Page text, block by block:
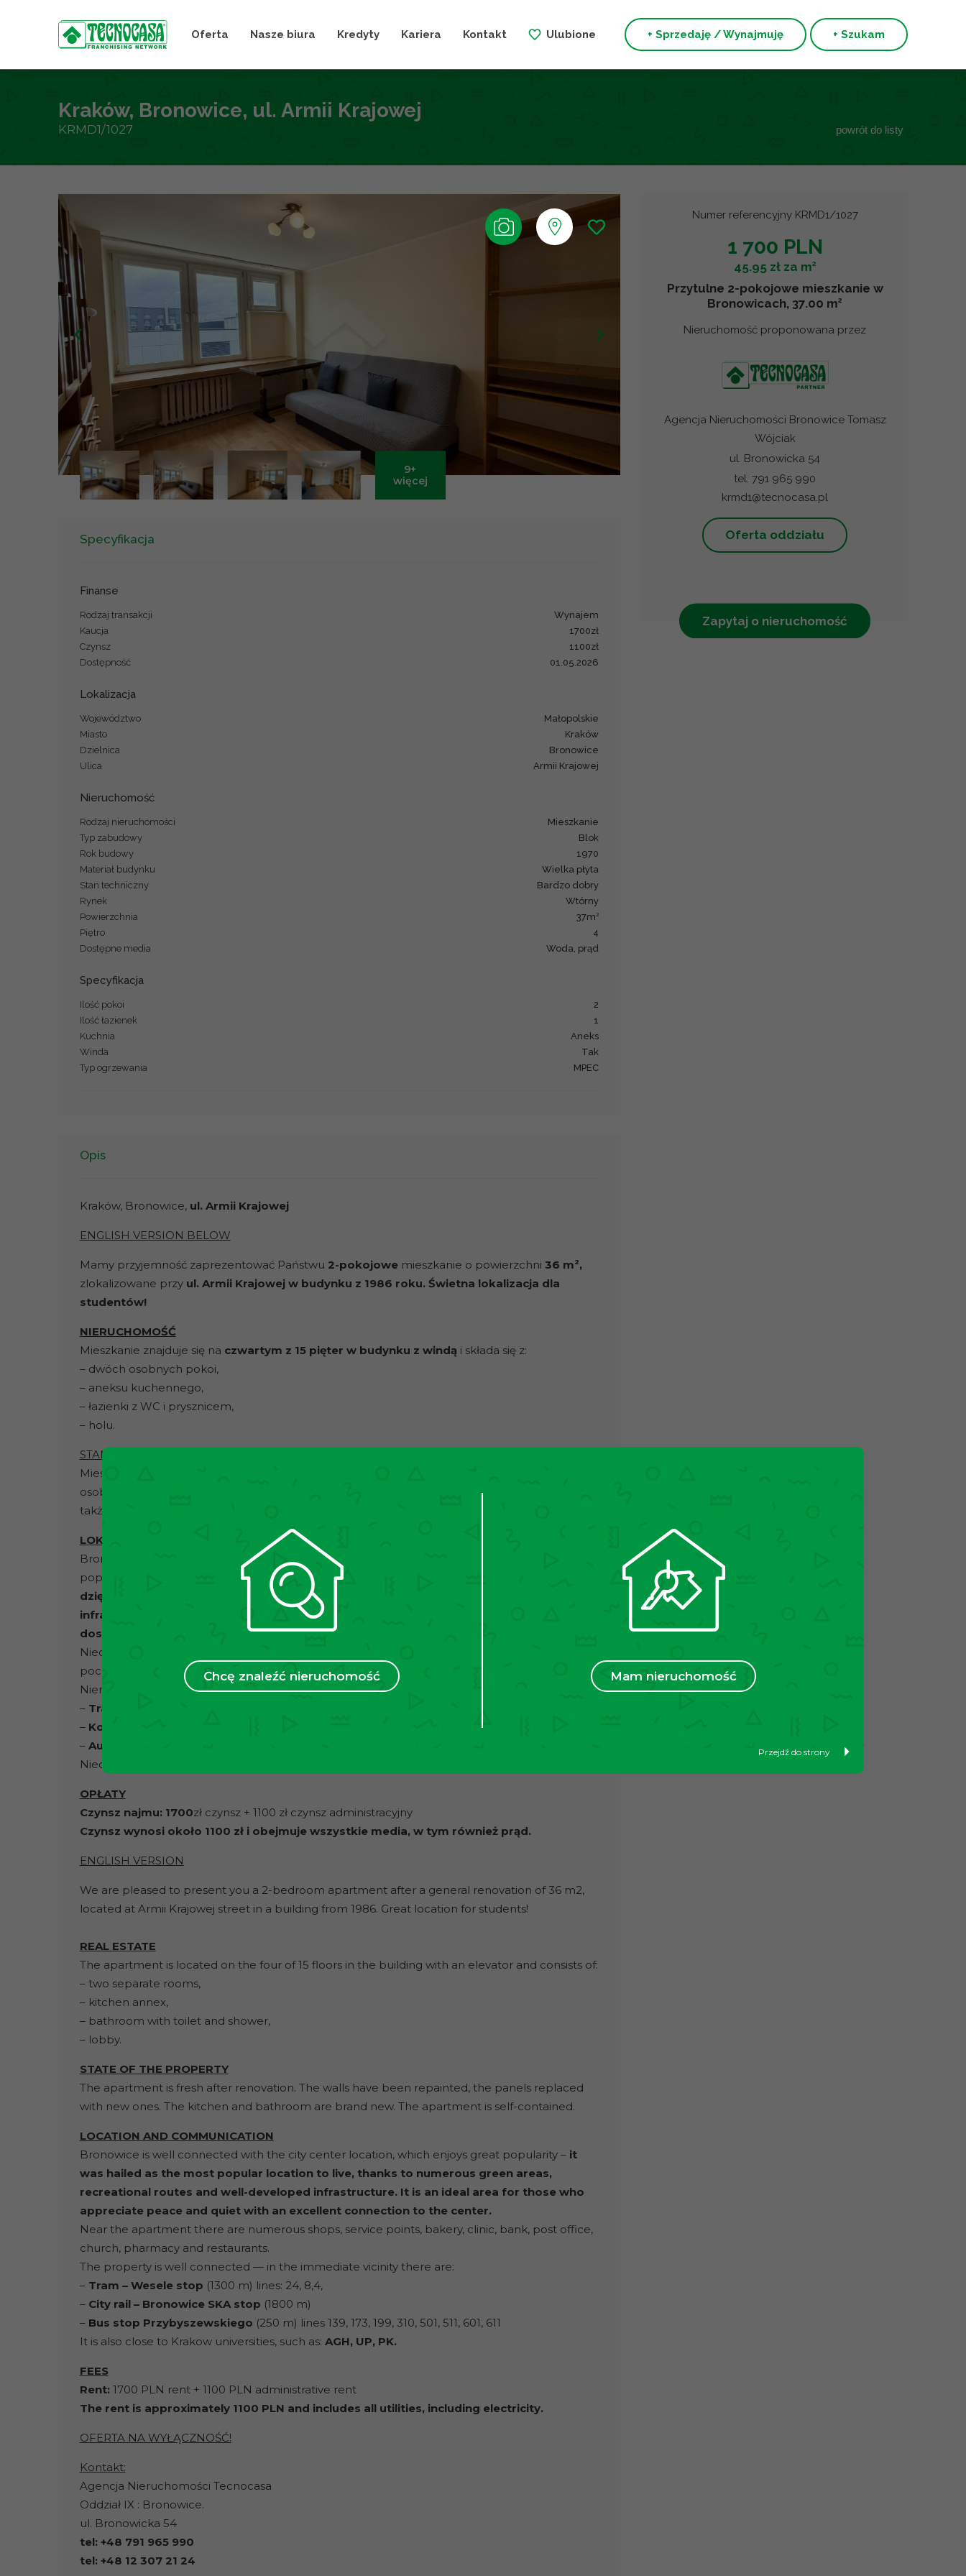
Chcę znaleźć nieruchomość Mam nieruchomość
Przejdź do strony
Oferta Nasze biura Kredyty Kariera Kontakt Ulubione + Sprzedaję / Wynajmuję + Szukam
Kraków, Bronowice, ul. Armii Krajowej
KRMD1/1027 powrót do listy
Numer referencyjny KRMD1/1027
1 700 PLN
45.95 zł za m2
Przytulne 2-pokojowe mieszkanie w
Bronowicach, 37.00 m2
Nieruchomość proponowana przez
Agencja Nieruchomości Bronowice Tomasz
Wójciak
ul. Bronowicka 54
tel. 791 965 990
krmd1@tecnocasa.pl
Oferta oddziału
Zapytaj o nieruchomość
9+
więcej
−
contributors © CARTO
Specyfikacja
Finanse
Rodzaj transakcji
wynajem
Kaucja
1700zł
Czynsz
1100zł
Dostępność
01.05.2026
Lokalizacja
Województwo
małopolskie
Miasto
Kraków
Dzielnica
Bronowice
Ulica
Armii Krajowej
Nieruchomość
Rodzaj nieruchomości
mieszkanie
Typ zabudowy
blok
Rok budowy
1970
Materiał budynku
wielka płyta
Stan techniczny
bardzo dobry
Rynek
Wtórny
Powierzchnia
37m2
Piętro
4
Dostępne media
woda, prąd
Specyfikacja
Ilość pokoi
2
Ilość łazienek
1
Kuchnia
aneks
Winda
Tak
Typ ogrzewania
MPEC
Opis
Kraków, Bronowice,ul. Armii Krajowej
ENGLISH VERSION BELOW
Mamy przyjemność zaprezentować Państwu 2-pokojowemieszkanie o powierzchni 36 m2,
zlokalizowane przy ul. Armii Krajowej w budynku z 1986 roku. Świetna lokalizacja dla
studentów!
NIERUCHOMOŚĆ
Mieszkanie znajduje się na czwartym z 15 pięter w budynku z windą i składa się z:
– dwóch osobnych pokoi,
– aneksu kuchennego,
– łazienki z WC i prysznicem,
– holu.
STAN NIERUCHOMOŚCI
Mieszkanie idealnie nadaje się dla studentów ze względu na świetną lokalizację oraz dwa
osobne, nieprzechodnie pokoje, które zapewniają komfort i prywatność. Lokal jest ciepły, a
także bardzo dobrze wygłuszony, co sprzyja spokojnej nauce i odpoczynkowi.
LOKALIZACJA I KOMUNIKACJA
Bronowice to świetnie skomunikowana z centrum miasta lokalizacja, która cieszy się ogromną
popularnością –
została okrzyknięta najchętniej wybieraną lokalizacją do zamieszkania,
dzięki licznym terenom zielonym, trasom rekreacyjnym i świetnie rozwiniętej
infrastrukturze. Jest to idealna okolica dla osób ceniących sobie spokój i ciszę z
doskonałym połączeniem z centrum.
Nieopodal mieszkania znajdują się liczne sklepy, punkty usługowe, piekarnia, przychodnia, bank,
poczta, kościół, apteka i restauracje.
Nieruchomość jest doskonale skomunikowana — w bliskim sąsiedztwie znajdują się:
– Tramwaj – Przystanek Wesele
– Kolejka miejska – Przystanek Bronowice SKA
– Autobus – Przystanek Przybyszewskiego
Niedaleko jest również do krakowskich uczelni, takich jak:
OPŁATY
Czynsz najmu: 1700zł czynsz + 1100 zł czynsz administracyjny
Czynsz wynosi około 1100 zł i obejmuje wszystkie media, w tym również prąd.
ENGLISH VERSION
We are pleased to present you a 2-bedroom apartment after a general renovation of 36 m2,
located at Armii Krajowej street in a building from 1986. Great location for students!
REAL ESTATE
The apartment is located on the four of 15 floors in the building with an elevator and consists of:
– two separate rooms,
– kitchen annex,
– bathroom with toilet and shower,
– lobby.
STATE OF THE PROPERTY
The apartment is fresh after renovation. The walls have been repainted, the panels replaced
with new ones. The kitchen and bathroom are brand new. The apartment is self-contained.
LOCATION AND COMMUNICATION
Bronowice is well connected with the city center location, which enjoys great popularity – it
was hailed as the most popular location to live, thanks to numerous green areas,
recreational routes and well-developed infrastructure. It is an ideal area for those who
appreciate peace and quiet with an excellent connection to the center.
Near the apartment there are numerous shops, service points, bakery, clinic, bank, post office,
church, pharmacy and restaurants.
The property is well connected — in the immediate vicinity there are:
– Tram – Wesele stop (1300 m) lines: 24, 8,4,
– City rail – Bronowice SKA stop (1800 m)
– Bus stop Przybyszewskiego (250 m) lines 139, 173, 199, 310, 501, 511, 601, 611
It is also close to Krakow universities, such as: AGH, UP, PK.
FEES
Rent:1700 PLN rent + 1100 PLN administrative rent
The rent is approximately 1100 PLN and includes all utilities, including electricity.
OFERTA NA WYŁĄCZNOŚĆ!
Kontakt:
Agencja Nieruchomości Tecnocasa
Oddział IX : Bronowice.
ul. Bronowicka 54
tel: +48 791 965 990
tel: +48 12 307 21 24